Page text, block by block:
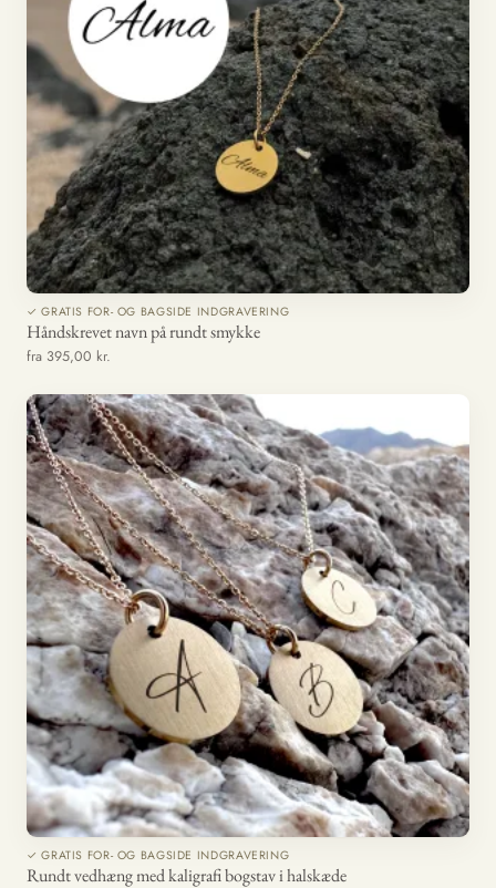
✓ GRATIS FOR- OG BAGSIDE INDGRAVERING
Håndskrevet navn på rundt smykke
fra 395,00 kr.
✓ GRATIS FOR- OG BAGSIDE INDGRAVERING
Rundt vedhæng med kaligrafi bogstav i halskæde